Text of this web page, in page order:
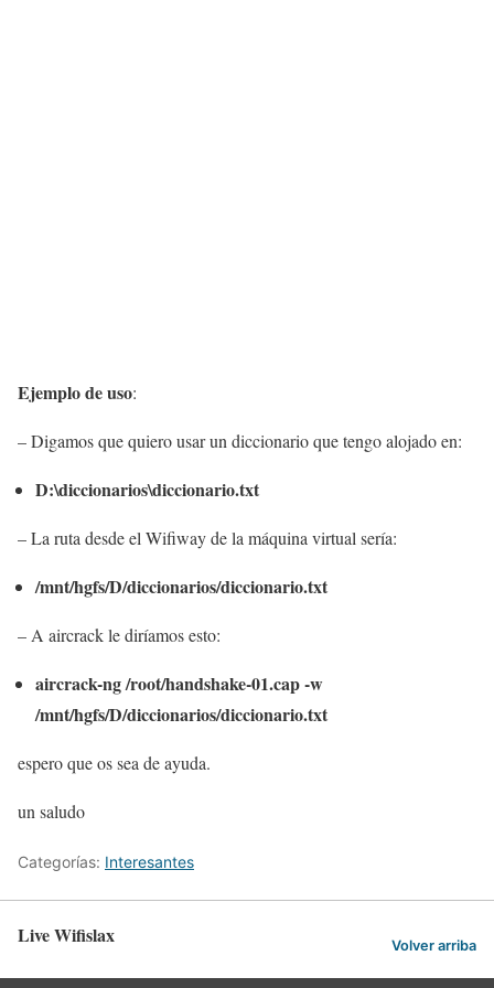
Ejemplo de uso:
– Digamos que quiero usar un diccionario que tengo alojado en:
D:\diccionarios\diccionario.txt
– La ruta desde el Wifiway de la máquina virtual sería:
/mnt/hgfs/D/diccionarios/diccionario.txt
– A aircrack le diríamos esto:
aircrack-ng /root/handshake-01.cap -w
/mnt/hgfs/D/diccionarios/diccionario.txt
espero que os sea de ayuda.
un saludo
Categorías: Interesantes
Live Wifislax Volver arriba